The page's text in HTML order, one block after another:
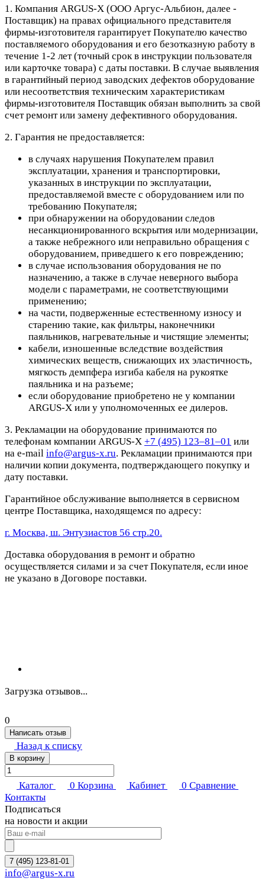
1. Компания ARGUS-X (ООО Аргус-Альбион, далее -
Поставщик) на правах официального представителя
фирмы-изготовителя гарантирует Покупателю качество
поставляемого оборудования и его безотказную работу в
течение 1-2 лет (точный срок в инструкции пользователя
или карточке товара) с даты поставки. В случае выявления
в гарантийный период заводских дефектов оборудование
или несоответствия техническим характеристикам
фирмы-изготовителя Поставщик обязан выполнить за свой
счет ремонт или замену дефективного оборудования.
2. Гарантия не предоставляется:
в случаях нарушения Покупателем правил
эксплуатации, хранения и транспортировки,
указанных в инструкции по эксплуатации,
предоставляемой вместе с оборудованием или по
требованию Покупателя;
при обнаружении на оборудовании следов
несанкционированного вскрытия или модернизации,
а также небрежного или неправильно обращения с
оборудованием, приведшего к его повреждению;
в случае использования оборудования не по
назначению, а также в случае неверного выбора
модели с параметрами, не соответствующими
применению;
на части, подверженные естественному износу и
старению такие, как фильтры, наконечники
паяльников, нагревательные и чистящие элементы;
кабели, изношенные вследствие воздействия
химических веществ, снижающих их эластичность,
мягкость демпфера изгиба кабеля на рукоятке
паяльника и на разъеме;
если оборудование приобретено не у компании
ARGUS-X или у уполномоченных ее дилеров.
3. Рекламации на оборудование принимаются по
телефонам компании ARGUS-X +7 (495) 123–81–01 или
на e-mail info@argus-x.ru. Рекламации принимаются при
наличии копии документа, подтверждающего покупку и
дату поставки.
Гарантийное обслуживание выполняется в сервисном
центре Поставщика, находящемся по адресу:
г. Москва, ш. Энтузиастов 56 стр.20.
Доставка оборудования в ремонт и обратно
осуществляется силами и за счет Покупателя, если иное
не указано в Договоре поставки.
Загрузка отзывов...
0
Написать отзыв
Назад к списку
В корзину
Каталог 0 Корзина Кабинет 0 Сравнение
Контакты
Подписаться
на новости и акции
7 (495) 123-81-01
info@argus-x.ru